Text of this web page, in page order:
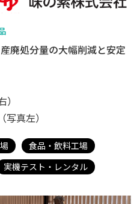
廃処分量の大幅削減と安定
真左）
食品・飲料工場
実機テスト・レンタル